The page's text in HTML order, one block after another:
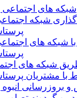
شبکه های
شبکه
شبکه های
شبکه های
با مشتریان
و بروزرسانی